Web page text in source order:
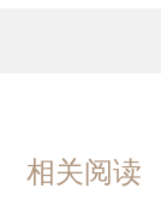
相关阅读